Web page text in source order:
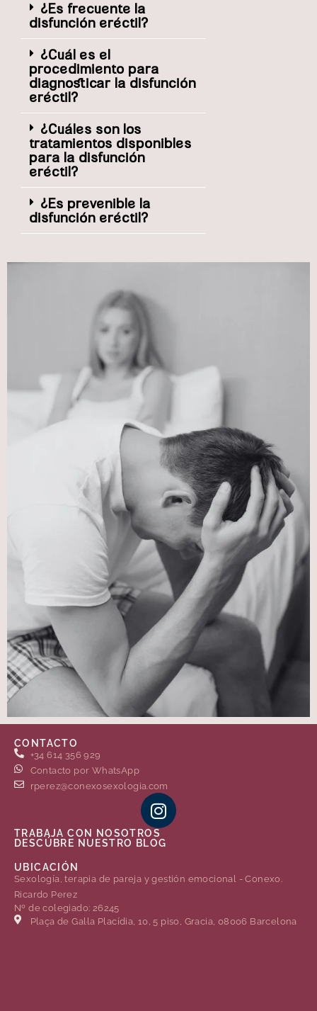
¿Es frecuente la
disfunción eréctil?
¿Cuál es el
procedimiento para
diagnosticar la disfunción
eréctil?
¿Cuáles son los
tratamientos disponibles
para la disfunción
eréctil?
¿Es prevenible la
disfunción eréctil?
CONTACTO
+34 614 356 929
Contacto por WhatsApp
rperez@conexosexologia.com
TRABAJA CON NOSOTROS
DESCÚBRE NUESTRO BLOG
UBICACIÓN
Sexología, terapia de pareja y gestión emocional - Conexo.
Ricardo Perez
Nº de colegiado: 26245
Plaça de Gal·la Placídia, 10, 5 piso, Gracia, 08006 Barcelona